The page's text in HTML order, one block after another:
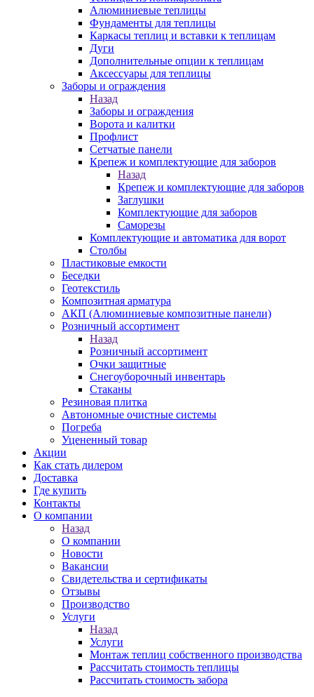
Алюминиевые теплицы
Фундаменты для теплицы
Каркасы теплиц и вставки к теплицам
Дуги
Дополнительные опции к теплицам
Аксессуары для теплицы
Заборы и ограждения
Назад
Заборы и ограждения
Ворота и калитки
Профлист
Сетчатые панели
Крепеж и комплектующие для заборов
Назад
Крепеж и комплектующие для заборов
Заглушки
Комплектующие для заборов
Саморезы
Комплектующие и автоматика для ворот
Столбы
Пластиковые емкости
Беседки
Геотекстиль
Композитная арматура
АКП (Алюминиевые композитные панели)
Розничный ассортимент
Назад
Розничный ассортимент
Очки защитные
Снегоуборочный инвентарь
Стаканы
Резиновая плитка
Автономные очистные системы
Погреба
Уцененный товар
Акции
Как стать дилером
Доставка
Где купить
Контакты
О компании
Назад
О компании
Новости
Вакансии
Свидетельства и сертификаты
Отзывы
Производство
Услуги
Назад
Услуги
Монтаж теплиц собственного производства
Рассчитать стоимость теплицы
Рассчитать стоимость забора